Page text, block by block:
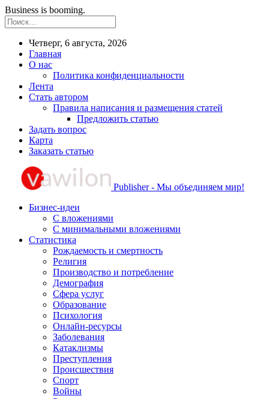
Business is booming.
Четверг, 6 августа, 2026
Главная
О нас
Политика конфиденциальности
Лента
Стать автором
Правила написания и размещения статей
Предложить статью
Задать вопрос
Карта
Заказать статью
Publisher - Мы объединяем мир!
Бизнес-идеи
С вложениями
С минимальными вложениями
Статистика
Рождаемость и смертность
Религия
Производство и потребление
Демография
Сфера услуг
Образование
Психология
Онлайн-ресурсы
Заболевания
Катаклизмы
Преступления
Происшествия
Спорт
Войны